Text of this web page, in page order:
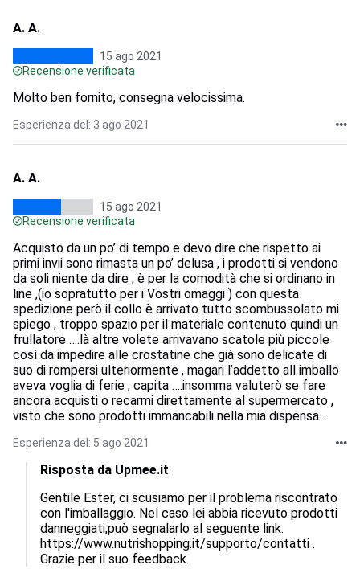
A. A.
15 ago 2021
Recensione verificata
Molto ben fornito, consegna velocissima.
Esperienza del: 3 ago 2021
A. A.
15 ago 2021
Recensione verificata
Acquisto da un po’ di tempo e devo dire che rispetto ai
primi invii sono rimasta un po’ delusa , i prodotti si vendono
da soli niente da dire , è per la comodità che si ordinano in
line ,(io sopratutto per i Vostri omaggi ) con questa
spedizione però il collo è arrivato tutto scombussolato mi
spiego , troppo spazio per il materiale contenuto quindi un
frullatore ….là altre volete arrivavano scatole più piccole
così da impedire alle crostatine che già sono delicate di
suo di rompersi ulteriormente , magari l’addetto all imballo
aveva voglia di ferie , capita ….insomma valuterò se fare
ancora acquisti o recarmi direttamente al supermercato ,
visto che sono prodotti immancabili nella mia dispensa .
Esperienza del: 5 ago 2021
Risposta da Upmee.it
Gentile Ester, ci scusiamo per il problema riscontrato
con l'imballaggio. Nel caso lei abbia ricevuto prodotti
danneggiati,può segnalarlo al seguente link:
https://www.nutrishopping.it/supporto/contatti .
Grazie per il suo feedback.